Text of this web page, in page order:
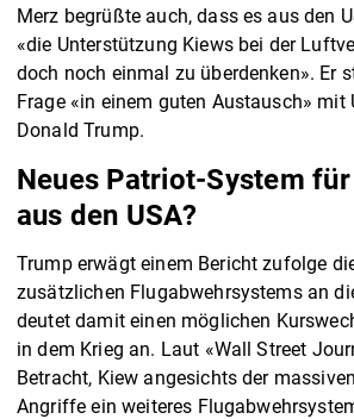
Merz begrüßte auch, dass es aus den
«die Unterstützung Kiews bei der
doch noch einmal zu überdenken». Er
Frage «in einem guten Austausch» mit
Donald Trump.
Neues Patriot-System
aus den USA?
Trump erwägt einem Bericht zufolge
zusätzlichen Flugabwehrsystems an
deutet damit einen möglichen
in dem Krieg an. Laut «Wall Street
Betracht, Kiew angesichts der
Angriffe ein weiteres